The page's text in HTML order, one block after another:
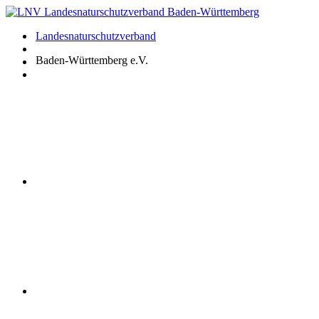
Zum
springenLandesnaturschutzverband
Baden-Württemberg e.V.